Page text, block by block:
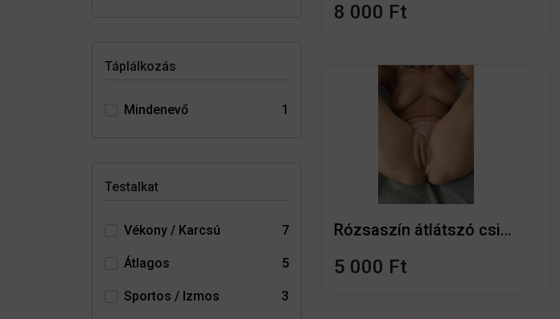
Táplálkozás
Mindenevő 1
Testalkat
Vékony / Karcsú 7
Átlagos 5
Sportos / Izmos 3
8 000 Ft
Rózsaszín átlátszó csipke tangám
5 000 Ft